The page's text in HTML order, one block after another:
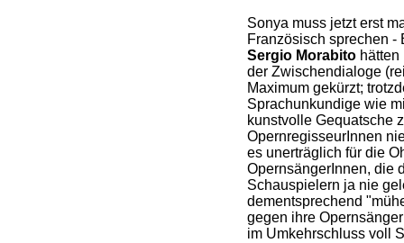
Sonya muss jetzt erst
Französisch sprechen -
Sergio Morabitohätten
der Zwischendialoge
Maximum gekürzt;
Sprachunkundige wie
kunstvolle Gequatsche
OpernregisseurInnen
es unerträglich für die
OpernsängerInnen, die
Schauspielern ja nie
dementsprechend
gegen ihre
im Umkehrschluss voll